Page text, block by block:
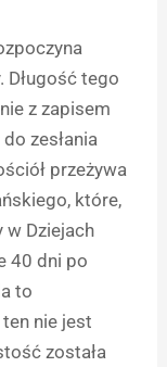
tego
z zapisem
zesłania
przeżywa
które,
w Dziejach
40 dni po
to
nie jest
została